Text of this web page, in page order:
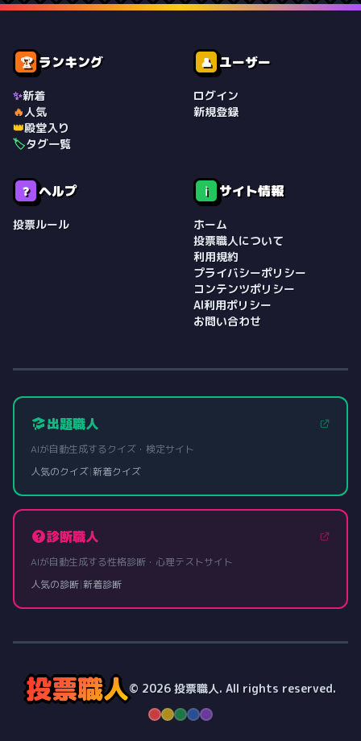
🏆 ランキング
✨新着
🔥人気
👑殿堂入り
🏷️タグ一覧
👤 ユーザー
ログイン
新規登録
❓ ヘルプ
投票ルール
ℹ️ サイト情報
ホーム
投票職人について
利用規約
プライバシーポリシー
コンテンツポリシー
AI利用ポリシー
お問い合わせ
出題職人
AIが自動生成するクイズ・検定サイト
人気のクイズ|新着クイズ
診断職人
AIが自動生成する性格診断・心理テストサイト
人気の診断|新着診断
投票職人© 2026 投票職人. All rights reserved.